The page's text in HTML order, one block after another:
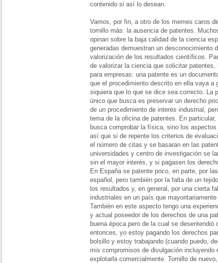
contenido si así lo desean.
Vamos, por fin, a otro de los memes caros
tornillo más: la ausencia de patentes.
opinan sobre la baja calidad de la ciencia
generadas demuestran un desconocimiento
valorización de los resultados científicos.
de valorizar la ciencia que solicitar
para empresas: una patente es un
que el procedimiento descrito en ella vaya a
siquiera que lo que se dice sea correcto. La
único que busca es preservar un derecho
de un procedimiento de interés industrial,
tema de la oficina de patentes. En
busca comprobar la física, sino los
así que si de repente los criterios de
el número de citas y se basaran en las
universidades y centro de investigación se
sin el mayor interés, y si pagasen los
En España se patente poco, en parte, por
español, pero también por la falta de un
los resultados y, en general, por una cierta
industriales en un país que
También en este aspecto tengo una
y actual poseedor de los derechos de una
buena época pero de la cual se
entonces, yo estoy pagando los derechos
bolsillo y estoy trabajando (cuando puedo,
mis compromisos de divulgación
explotarla comercialmente. Tornillo de